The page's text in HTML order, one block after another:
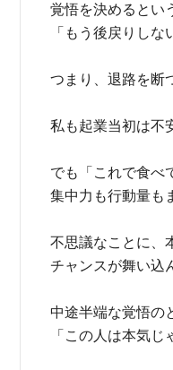
覚悟を決めるとい
「もう後戻りしな
つまり、退路を断
私も起業当初は不
でも「これで食べ
集中力も行動量も
不思議なことに、
チャンスが舞い込
中途半端な覚悟の
「この人は本気じ